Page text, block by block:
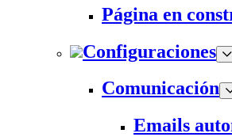
Página en
Configuraciones
Comunicación
Emails